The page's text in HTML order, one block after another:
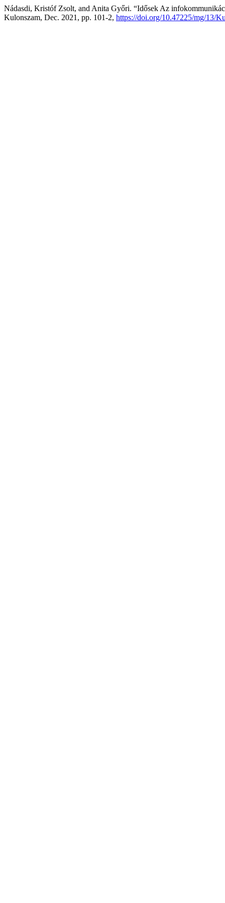
Nádasdi, Kristóf Zsolt, and Anita Győri. “Idősek Az
Kulonszam, Dec. 2021, pp. 101-2, https://doi.org/10.47225/mg/13/